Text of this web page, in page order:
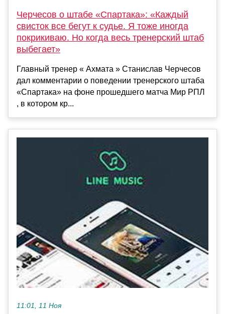
Черчесов о штабе «Спартака»: «Каждый
свисток все бегут к судье. Я тоже иногда
покрикиваю. Но когда весь тренерский штаб
выбегает»
Главный тренер « Ахмата » Станислав Черчесов
дал комментарии о поведении тренерского штаба
«Спартака» на фоне прошедшего матча Мир РПЛ
, в котором кр...
11:01, 11 Ноя